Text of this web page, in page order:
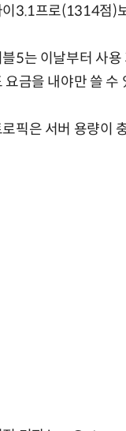
이3.1프로(1314점)
5는 이날부터 사
요금을 내야만 쓸 수
픽은 서버 용량이